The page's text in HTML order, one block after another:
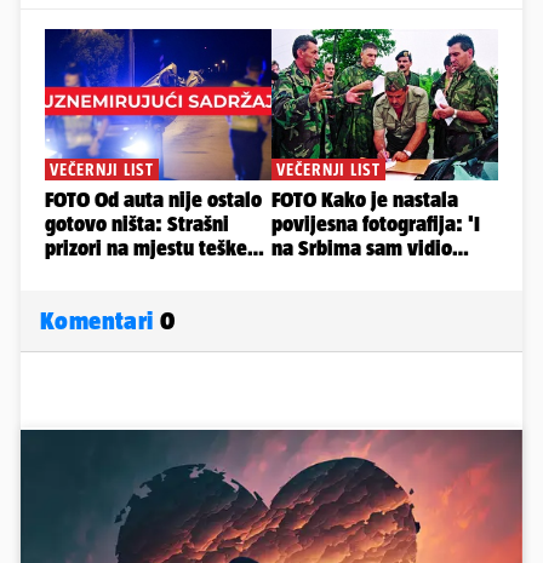
Komentari 0